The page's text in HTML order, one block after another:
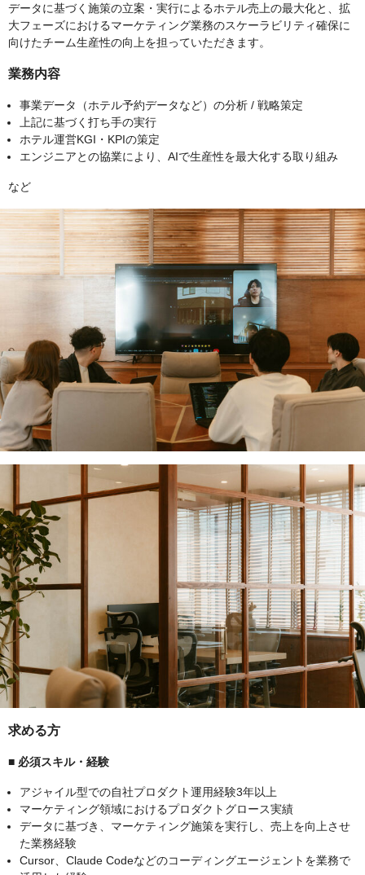
データに基づく施策の立案・実行によるホテル売上の最大化と、拡
大フェーズにおけるマーケティング業務のスケーラビリティ確保に
向けたチーム生産性の向上を担っていただきます。
業務内容
事業データ（ホテル予約データなど）の分析 / 戦略策定
上記に基づく打ち手の実行
ホテル運営KGI・KPIの策定
エンジニアとの協業により、AIで生産性を最大化する取り組み
など
求める方
■ 必須スキル・経験
アジャイル型での自社プロダクト運用経験3年以上
マーケティング領域におけるプロダクトグロース実績
データに基づき、マーケティング施策を実行し、売上を向上させ
た業務経験
Cursor、Claude Codeなどのコーディングエージェントを業務で